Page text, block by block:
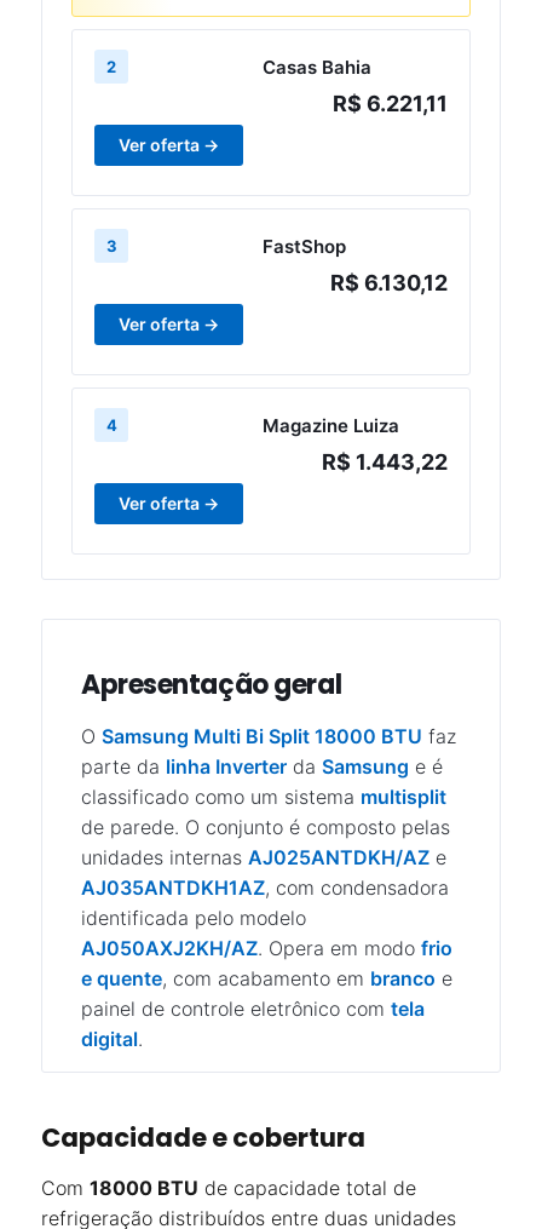
2 Casas Bahia
R$ 6.221,11
Ver oferta →
3 FastShop
R$ 6.130,12
Ver oferta →
4 Magazine Luiza
R$ 1.443,22
Ver oferta →
Apresentação geral
O Samsung Multi Bi Split 18000 BTU faz
parte da linha Inverter da Samsung e é
classificado como um sistema multisplit
de parede. O conjunto é composto pelas
unidades internas AJ025ANTDKH/AZ e
AJ035ANTDKH1AZ, com condensadora
identificada pelo modelo
AJ050AXJ2KH/AZ. Opera em modo frio
e quente, com acabamento em branco e
painel de controle eletrônico com tela
digital.
Capacidade e cobertura
Com 18000 BTU de capacidade total de
refrigeração distribuídos entre duas unidades